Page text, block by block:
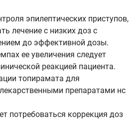
эпилептических приступов,
лечение с низких доз с
до эффективной дозы.
ее увеличения следует
реакцией пациента.
топирамата для
препаратами нс
потребоваться коррекция доз